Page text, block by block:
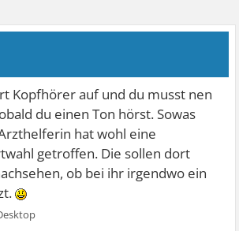
Kopfhörer auf und du musst nen
du einen Ton hörst. Sowas
hat wohl eine
getroffen. Die sollen dort
ob bei ihr irgendwo ein